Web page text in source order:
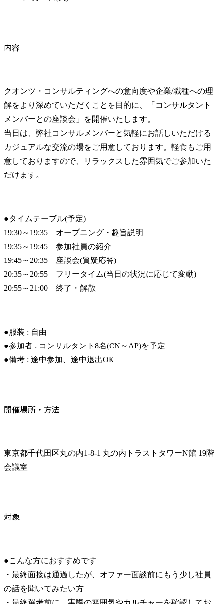
内容
クオンツ・コンサルティングへの意向度や企業/職種への理
解をより深めていただくことを目的に、「コンサルタント
メンバーとの座談会」を開催いたします。
当日は、弊社コンサルメンバーと気軽にお話しいただける
カジュアルな交流の場をご用意しております。軽食もご用
意しておりますので、リラックスした雰囲気でご参加いた
だけます。
●タイムテーブル(予定)
19:30～19:35    オープニング・趣旨説明
19:35～19:45    参加社員の紹介
19:45～20:35    座談会(質疑応答)
20:35～20:55    フリータイム(当日の状況に応じて変動)
20:55～21:00    終了・解散
●服装 : 自由
●参加者 : コンサルタント8名(CN～AP)を予定
●備考 : 途中参加、途中退出OK
開催場所・方法
東京都千代田区丸の内1-8-1 丸の内トラストタワーN館 19階
会議室
対象
●こんな方におすすめです
・最終面接は通過したが、オファー面談前にもう少し社員
の話を聞いてみたい方
・最終選考前に、実際の雰囲気やカルチャーを確認してお